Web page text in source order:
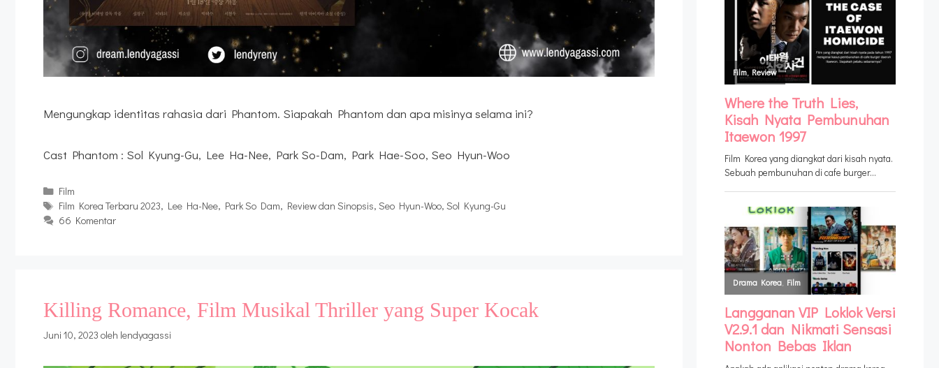
Mengungkap identitas rahasia dari Phantom. Siapakah Phantom dan apa misinya selama ini?
Cast Phantom : Sol Kyung-Gu, Lee Ha-Nee, Park So-Dam, Park Hae-Soo, Seo Hyun-Woo
Kategori
Film
Tag
Film Korea Terbaru 2023, Lee Ha-Nee, Park So Dam, Review dan Sinopsis, Seo Hyun-Woo, Sol Kyung-Gu
66 Komentar
Killing Romance, Film Musikal Thriller yang Super Kocak
Juni 10, 2023 oleh lendyagassi